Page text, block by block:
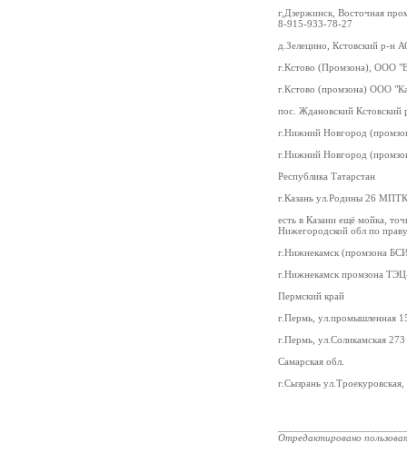
г,Дзержинск, Восточная
8-915-933-78-27
д.Зелецино, Кстовский р-н
г.Кстово (Промзона), ООО
г.Кстово (промзона) ООО
пос. Ждановский
г.Нижний Новгород
г.Нижний Новгород
Республика Татарстан
г.Казань ул.Родины 26
есть в Казани ещё мойка,
Нижегородской обл по
г.Нижнекамск (промзона
г.Нижнекамск промзона
Пермский край
г.Пермь, ул.промышленная
г.Пермь, ул.Соликамская
Самарская обл.
г.Сызрань
Отредактировано